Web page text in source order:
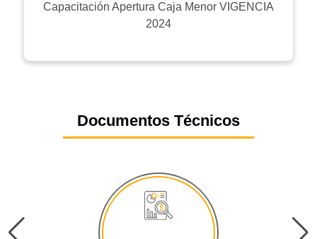
Capacitación Apertura Caja Menor VIGENCIA
2024
Documentos Técnicos